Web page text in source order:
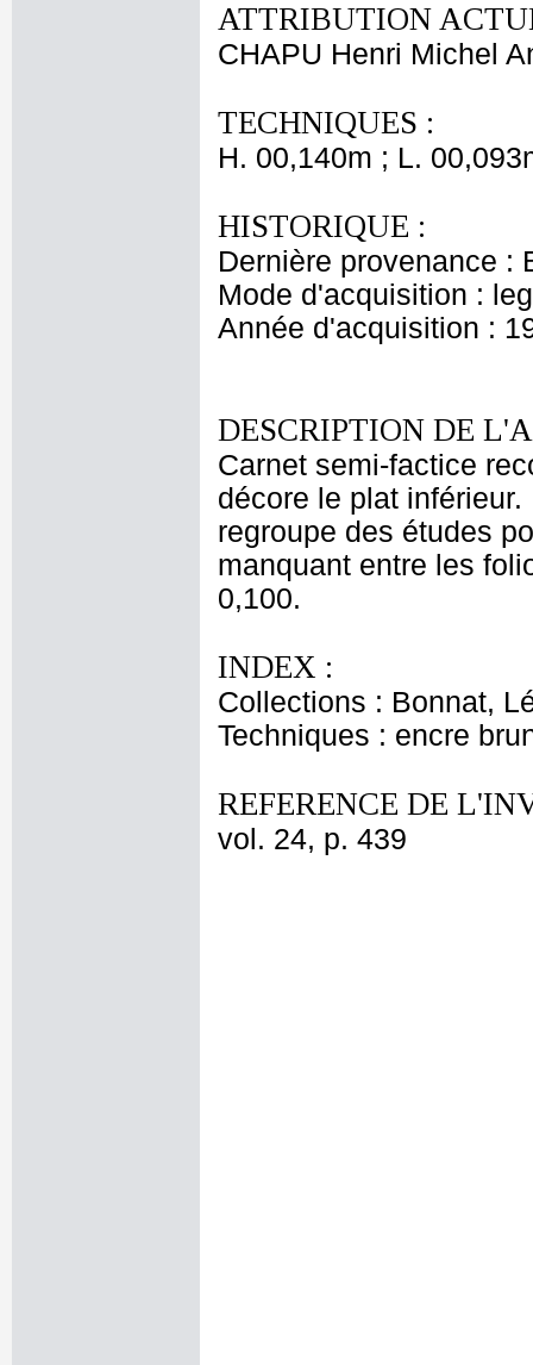
ATTRIBUTION
CHAPU Henri Michel
TECHNIQUES :
H. 00,140m ; L.
HISTORIQUE :
Dernière provenance :
Mode d'acquisition :
Année d'acquisition :
DESCRIPTION DE
Carnet semi-factice
décore le plat
regroupe des études
manquant entre les
0,100.
INDEX :
Collections : Bonnat,
Techniques : encre
REFERENCE DE
vol. 24, p. 439